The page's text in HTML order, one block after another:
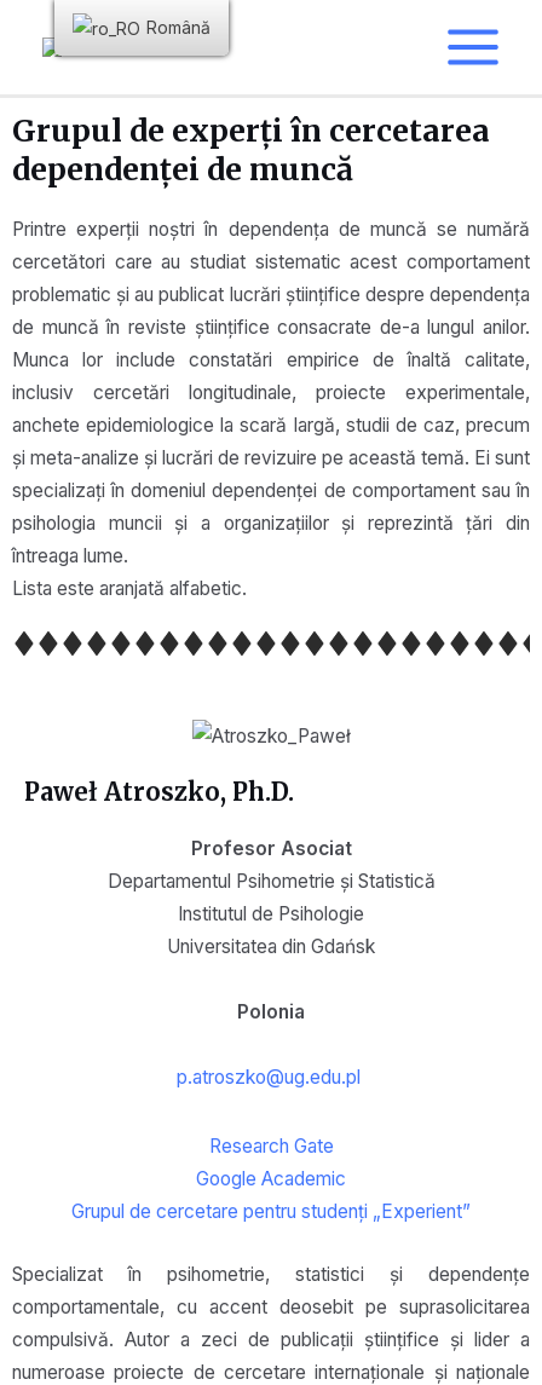
Grupul de experți în cercetarea
dependenței de muncă
Printre experții noștri în dependența de muncă se numără
cercetători care au studiat sistematic acest comportament
problematic și au publicat lucrări științifice despre dependența
de muncă în reviste științifice consacrate de-a lungul anilor.
Munca lor include constatări empirice de înaltă calitate,
inclusiv cercetări longitudinale, proiecte experimentale,
anchete epidemiologice la scară largă, studii de caz, precum
și meta-analize și lucrări de revizuire pe această temă. Ei sunt
specializați în domeniul dependenței de comportament sau în
psihologia muncii și a organizațiilor și reprezintă țări din
întreaga lume.
Lista este aranjată alfabetic.
Paweł Atroszko, Ph.D.
Profesor Asociat
Departamentul Psihometrie și Statistică
Institutul de Psihologie
Universitatea din Gdańsk
Polonia
p.atroszko@ug.edu.pl
Research Gate
Google Academic
Grupul de cercetare pentru studenți „Experient”
Specializat în psihometrie, statistici și dependențe
comportamentale, cu accent deosebit pe suprasolicitarea
compulsivă. Autor a zeci de publicații științifice și lider a
numeroase proiecte de cercetare internaționale și naționale
Română